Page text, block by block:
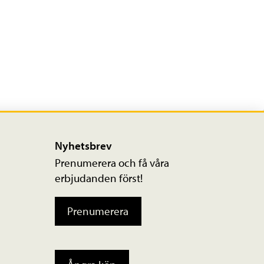
Nyhetsbrev
Prenumerera och få våra
erbjudanden först!
Prenumerera